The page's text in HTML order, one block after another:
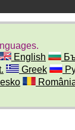
English
Greek